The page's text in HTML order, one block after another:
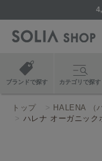
ブランドで探す カテゴリで探す
トップ
HALENA （
ハレナ オーガニック